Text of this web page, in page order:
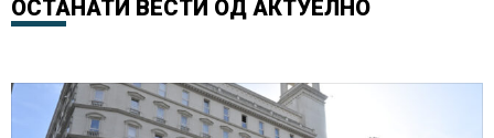
соработка до успех“ во
јануари
ОСТАНАТИ ВЕСТИ ОД АКТУЕЛНО